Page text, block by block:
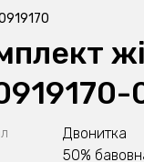
Двонитка
50%